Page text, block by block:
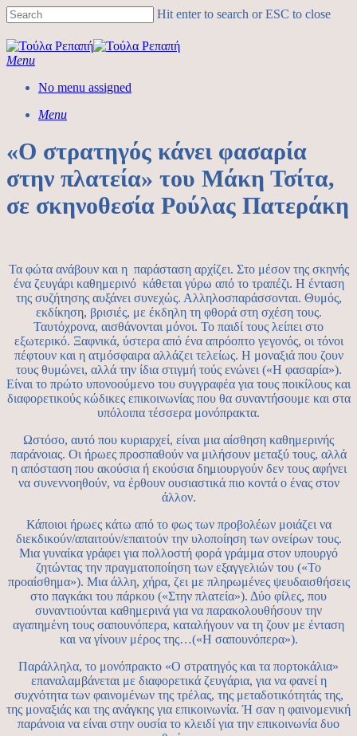
Hit enter to search or ESC to close
Menu
No menu assigned
Menu
«Ο στρατηγός κάνει φασαρία
στην πλατεία» του Μάκη Τσίτα,
σε σκηνοθεσία Ρούλας Πατεράκη
Τα φώτα ανάβουν και η παράσταση αρχίζει. Στο μέσον της σκηνής
ένα ζευγάρι καθημερινό κάθεται γύρω από το τραπέζι. Η ένταση
της συζήτησης αυξάνει συνεχώς. Αλληλοσπαράσσονται. Θυμός,
εκδίκηση, βρισιές, με έκδηλη τη φθορά στη σχέση τους.
Ταυτόχρονα, αισθάνονται μόνοι. Το παιδί τους λείπει στο
εξωτερικό. Ξαφνικά, ύστερα από ένα απρόοπτο γεγονός, οι τόνοι
πέφτουν και η ατμόσφαιρα αλλάζει τελείως. Η μοναξιά που ζουν
τους θυμώνει, αλλά την ίδια στιγμή τούς ενώνει («Η φασαρία»).
Είναι το πρώτο υπονοούμενο του συγγραφέα για τους ποικίλους και
διαφορετικούς κώδικες επικοινωνίας που θα συναντήσουμε και στα
υπόλοιπα τέσσερα μονόπρακτα.
Ωστόσο, αυτό που κυριαρχεί, είναι μια αίσθηση καθημερινής
παράνοιας. Οι ήρωες προσπαθούν να μιλήσουν μεταξύ τους, αλλά
η απόσταση που ακούσια ή εκούσια δημιουργούν δεν τους αφήνει
να συνεννοηθούν, να έρθουν ουσιαστικά πιο κοντά ο ένας στον
άλλον.
Κάποιοι ήρωες κάτω από το φως των προβολέων μοιάζει να
διεκδικούν/απαιτούν/επαιτούν την υλοποίηση των ονείρων τους.
Μια γυναίκα γράφει για πολλοστή φορά γράμμα στον υπουργό
ζητώντας την πραγματοποίηση των εξαγγελιών του («Το
προαίσθημα»). Μια άλλη, χήρα, ζει με πληρωμένες ψευδαισθήσεις
στο παγκάκι του πάρκου («Στην πλατεία»). Δύο φίλες, που
συναντιούνται καθημερινά για να παρακολουθήσουν την
αγαπημένη τους σαπουνόπερα, καταλήγουν να τη ζουν με ένταση
και να γίνουν μέρος της…(«Η σαπουνόπερα»).
Παράλληλα, το μονόπρακτο «Ο στρατηγός και τα πορτοκάλια»
επαναλαμβάνεται με διαφορετικά ζευγάρια, για να φανεί η
συχνότητα των φαινομένων της τρέλας, της μεταδοτικότητάς της,
της μοναξιάς και της ανάγκης για επικοινωνία. Ή σαν η φαινομενική
παράνοια να είναι στην ουσία το κλειδί για την επικοινωνία δυο